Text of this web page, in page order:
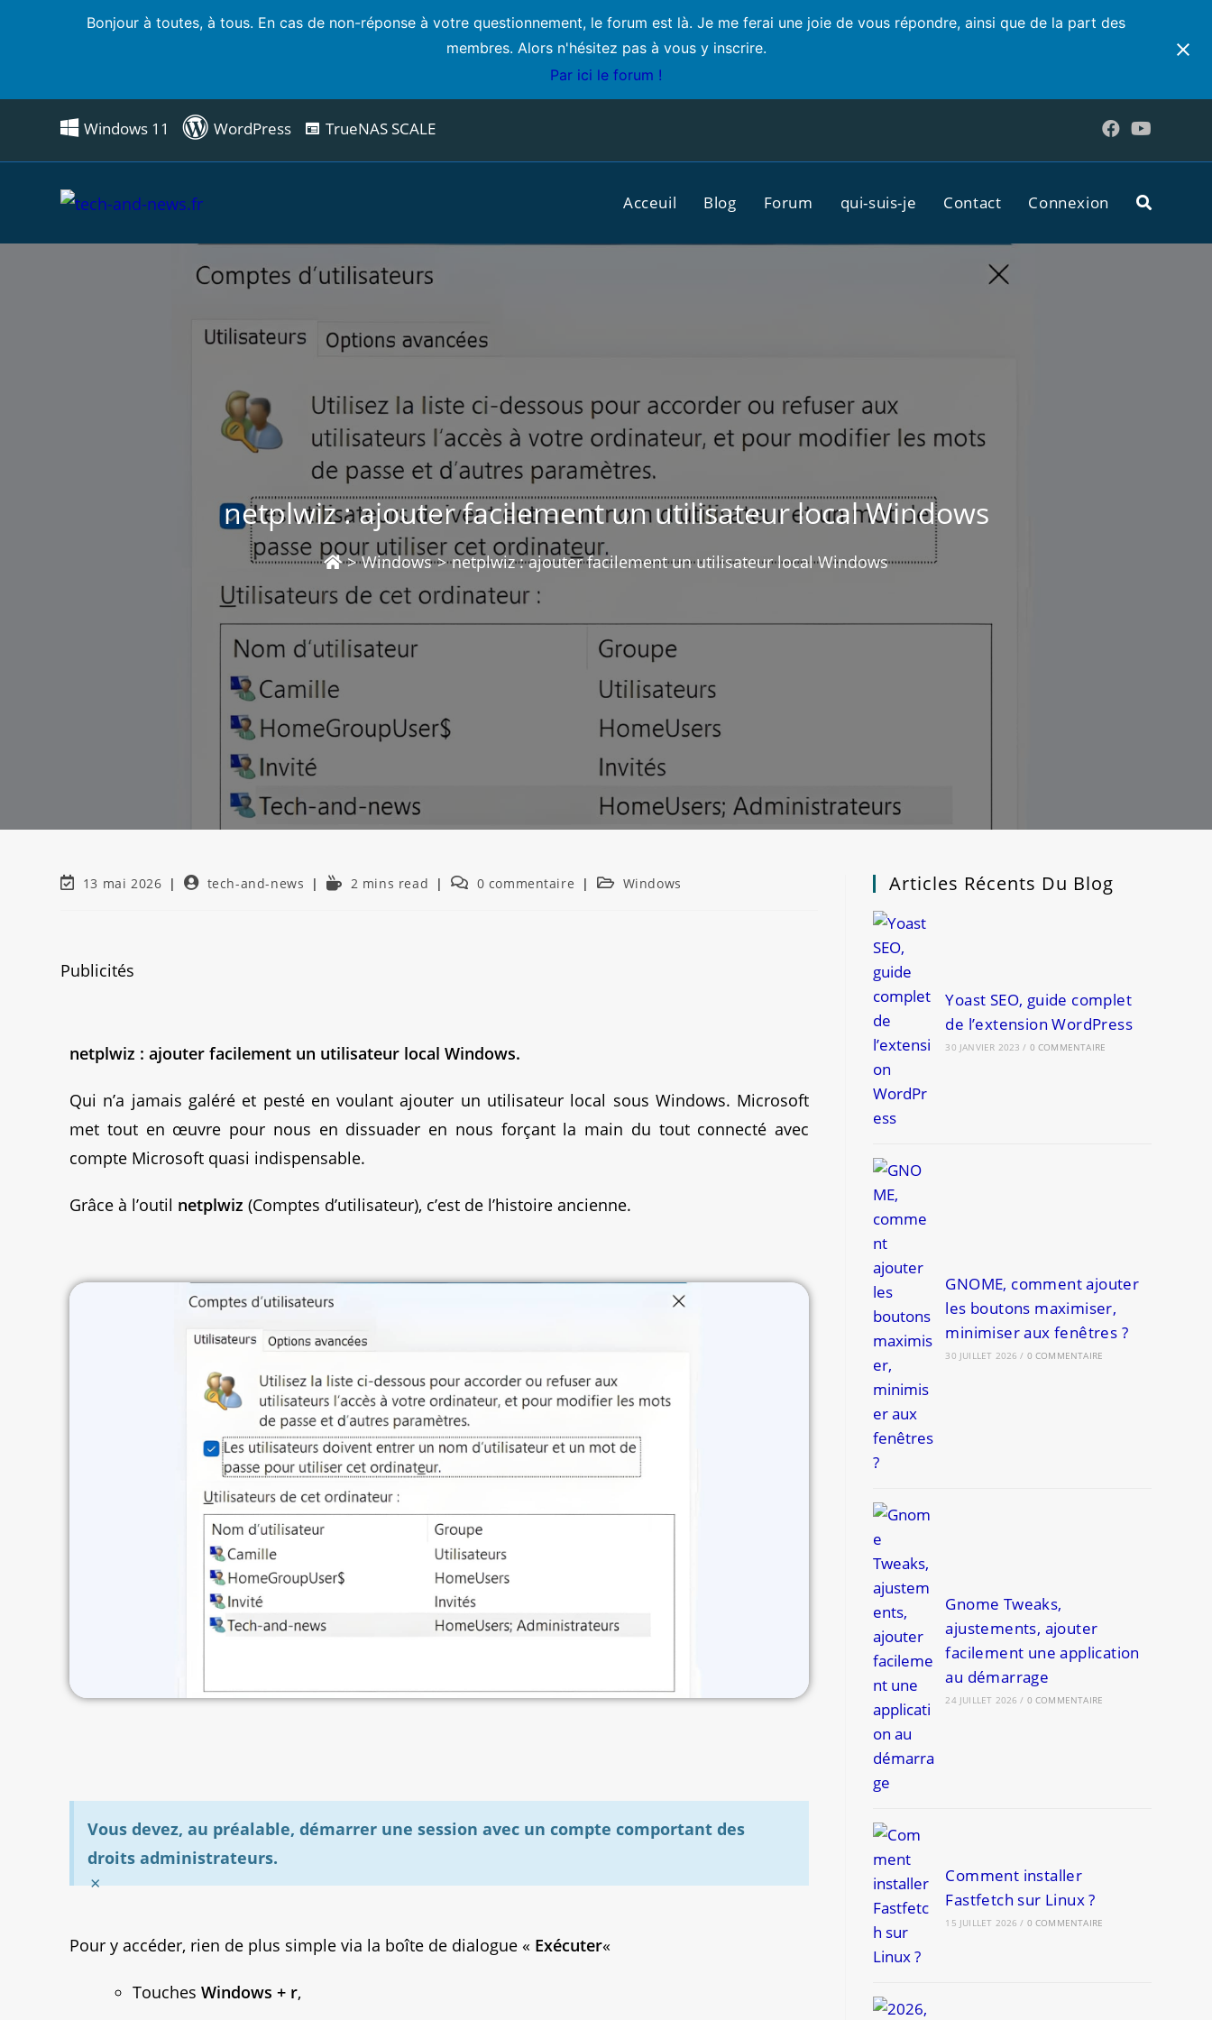
Bonjour à toutes, à tous. En cas de non-réponse à votre questionnement, le forum est là. Je me ferai une joie de vous répondre, ainsi que de la part des
membres. Alors n'hésitez pas à vous y inscrire.
Par ici le forum !
Windows 11 WordPress TrueNAS SCALE
Acceuil Blog Forum qui-suis-je Contact Connexion
netplwiz : ajouter facilement un utilisateur local Windows
> Windows > netplwiz : ajouter facilement un utilisateur local Windows
13 mai 2026 tech-and-news 2 mins read 0 commentaire Windows
Publicités
netplwiz : ajouter facilement un utilisateur local Windows.
Qui n’a jamais galéré et pesté en voulant ajouter un utilisateur local sous Windows. Microsoft
met tout en œuvre pour nous en dissuader en nous forçant la main du tout connecté avec
compte Microsoft quasi indispensable.
Grâce à l’outil netplwiz (Comptes d’utilisateur), c’est de l’histoire ancienne.
Vous devez, au préalable, démarrer une session avec un compte comportant des
droits administrateurs.
×
Pour y accéder, rien de plus simple via la boîte de dialogue « Exécuter«
TouchesWindows + r,
Articles Récents Du Blog
Yoast SEO, guide complet
de l’extension WordPress
30 JANVIER 2023 / 0 COMMENTAIRE
GNOME, comment ajouter
les boutons maximiser,
minimiser aux fenêtres ?
30 JUILLET 2026 / 0 COMMENTAIRE
Gnome Tweaks,
ajustements, ajouter
facilement une application
au démarrage
24 JUILLET 2026 / 0 COMMENTAIRE
Comment installer
Fastfetch sur Linux ?
15 JUILLET 2026 / 0 COMMENTAIRE